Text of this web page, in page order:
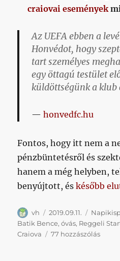
craiovai események
Az UEFA ebben a
Honvédot, hogy
tart személyes
egy öttagú testület
küldöttségünk a
honvedfc.hu
Fontos, hogy itt nem a
pénzbüntetésről és
hanem a még helyben,
benyújtott, éskésőbb
Szerző
vh Közzétéve
2019.09.11.
Batik Bence,óvás, Reggeli
Craiova
77 hozzászólás